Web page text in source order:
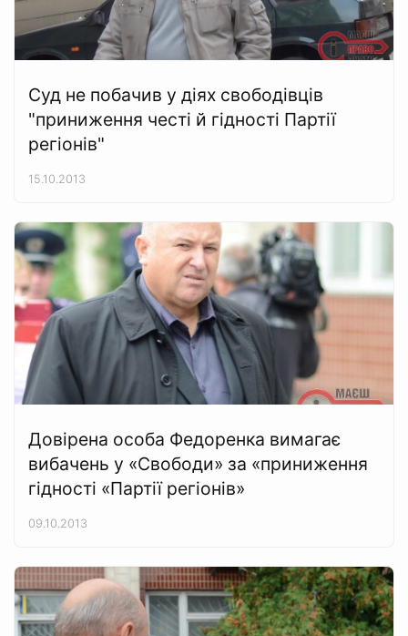
Суд не побачив у діях свободівців
"приниження честі й гідності Партії
регіонів"
15.10.2013
Довірена особа Федоренка вимагає
вибачень у «Свободи» за «приниження
гідності «Партії регіонів»
09.10.2013